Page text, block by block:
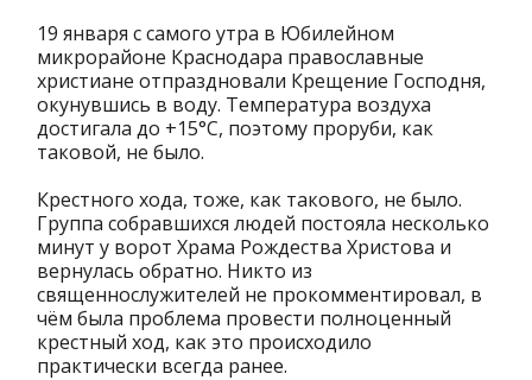
19 января с самого утра в Юбилейном
микрорайоне Краснодара православные
христиане отпраздновали Крещение Господня,
окунувшись в воду. Температура воздуха
достигала до +15°C, поэтому проруби, как
таковой, не было.
Крестного хода, тоже, как такового, не было.
Группа собравшихся людей постояла несколько
минут у ворот Храма Рождества Христова и
вернулась обратно. Никто из
священнослужителей не прокомментировал, в
чём была проблема провести полноценный
крестный ход, как это происходило
практически всегда ранее.